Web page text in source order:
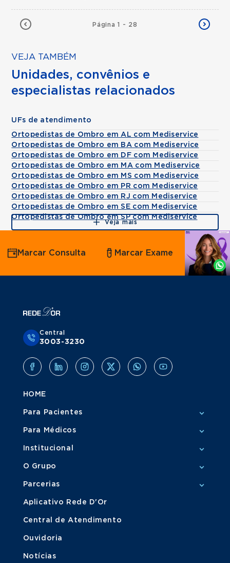
Página 1 - 28
VEJA TAMBÉM
Unidades, convênios e
especialistas relacionados
UFs de atendimento
Ortopedistas de Ombro em AL com Mediservice
Ortopedistas de Ombro em BA com Mediservice
Ortopedistas de Ombro em DF com Mediservice
Ortopedistas de Ombro em MA com Mediservice
Ortopedistas de Ombro em MS com Mediservice
Ortopedistas de Ombro em PR com Mediservice
Ortopedistas de Ombro em RJ com Mediservice
Ortopedistas de Ombro em SE com Mediservice
Ortopedistas de Ombro em SP com Mediservice
Veja mais
Agende
por
Whatsapp
Marcar Consulta Marcar Exame
Central
3003-3230
HOME
Para Pacientes
Para Médicos
Institucional
O Grupo
Parcerias
Aplicativo Rede D'Or
Central de Atendimento
Ouvidoria
Notícias